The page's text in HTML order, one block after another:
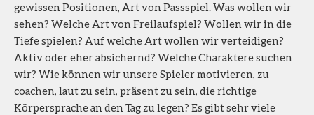
gewissen Positionen, Art von Passspiel. Was wollen wir
sehen? Welche Art von Freilaufspiel? Wollen wir in die
Tiefe spielen? Auf welche Art wollen wir verteidigen?
Aktiv oder eher absichernd? Welche Charaktere suchen
wir? Wie können wir unsere Spieler motivieren, zu
coachen, laut zu sein, präsent zu sein, die richtige
Körpersprache an den Tag zu legen? Es gibt sehr viele